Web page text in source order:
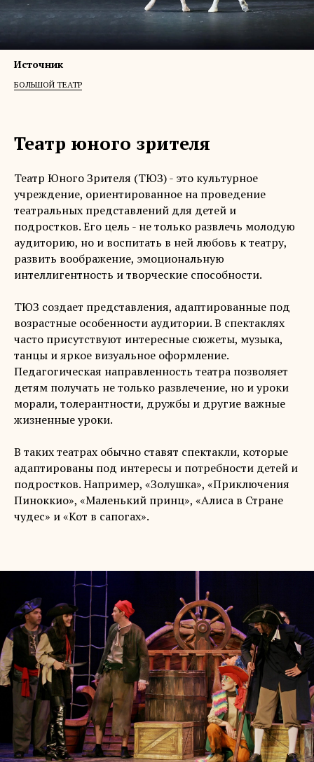
Источник
БОЛЬШОЙ ТЕАТР
Театр юного зрителя
Театр Юного Зрителя (ТЮЗ) - это культурное
учреждение, ориентированное на проведение
театральных представлений для детей и
подростков. Его цель - не только развлечь молодую
аудиторию, но и воспитать в ней любовь к театру,
развить воображение, эмоциональную
интеллигентность и творческие способности.
ТЮЗ создает представления, адаптированные под
возрастные особенности аудитории. В спектаклях
часто присутствуют интересные сюжеты, музыка,
танцы и яркое визуальное оформление.
Педагогическая направленность театра позволяет
детям получать не только развлечение, но и уроки
морали, толерантности, дружбы и другие важные
жизненные уроки.
В таких театрах обычно ставят спектакли, которые
адаптированы под интересы и потребности детей и
подростков. Например, «‎Золушка», «‎Приключения
Пиноккио», «‎Маленький принц», «‎Алиса в Стране
чудес» и «‎Кот в сапогах».